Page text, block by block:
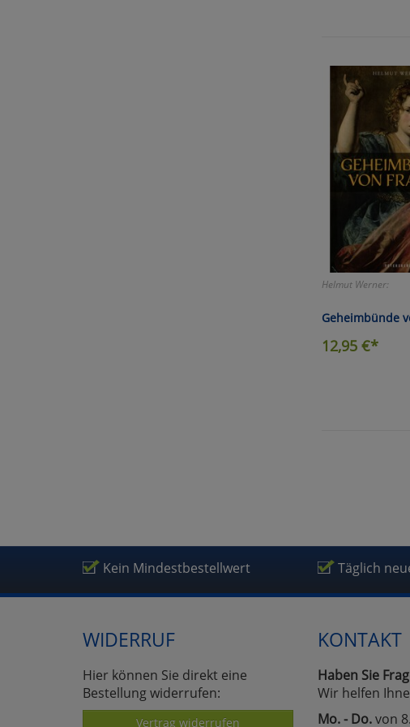
Helmut Werner:
Geheimbünde
12,95 €*
Kein Mindestbestellwert Täglich
WIDERRUF
Hier können Sie direkt eine
Bestellung widerrufen:
Vertrag widerrufen
KONTAKT
Haben Sie
Wir helfen
Mo. - Do.von